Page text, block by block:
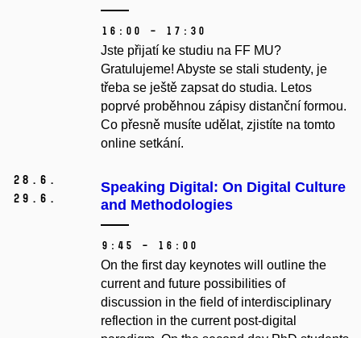
16:00 – 17:30
Jste přijatí ke studiu na FF MU?
Gratulujeme! Abyste se stali studenty, je
třeba se ještě zapsat do studia. Letos
poprvé proběhnou zápisy distanční formou.
Co přesně musíte udělat, zjistíte na tomto
online setkání.
28. 6.
29. 6.
Speaking Digital: On Digital Culture
and Methodologies
9:45 – 16:00
On the first day keynotes will outline the
current and future possibilities of
discussion in the field of interdisciplinary
reflection in the current post-digital